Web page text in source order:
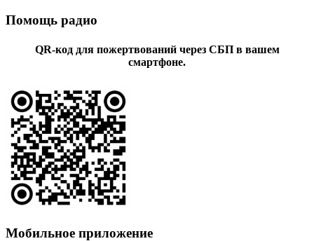
Помощь радио
QR-код для пожертвований через СБП в вашем
смартфоне.
Мобильное приложение